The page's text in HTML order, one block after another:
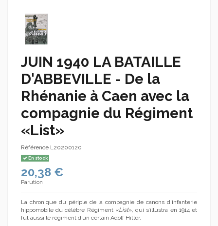
JUIN 1940 LA BATAILLE
D'ABBEVILLE - De la
Rhénanie à Caen avec la
compagnie du Régiment
«List»
Référence L20200120
En stock
20,38 €
Parution
La chronique du périple de la compagnie de canons d’infanterie
hippomobile du célèbre Régiment «List», qui s’illustra en 1914 et
fut aussi le régiment d’un certain Adolf Hitler.